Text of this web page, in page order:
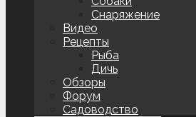
Снаряжение
Видео
Рецепты
Рыба
Дичь
Обзоры
Форум
Садоводство